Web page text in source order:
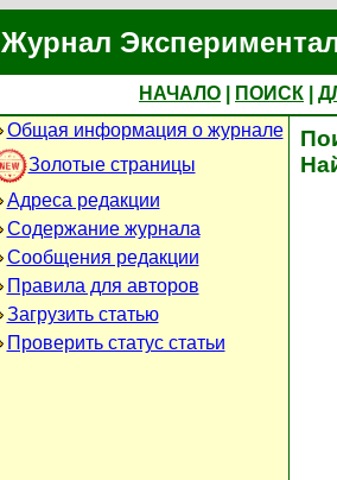
Журнал
НАЧАЛО ПОИСК
Общая информация о журнале
Золотые страницы
Адреса редакции
Содержание журнала
Сообщения редакции
Правила для авторов
Загрузить статью
Проверить статус статьи